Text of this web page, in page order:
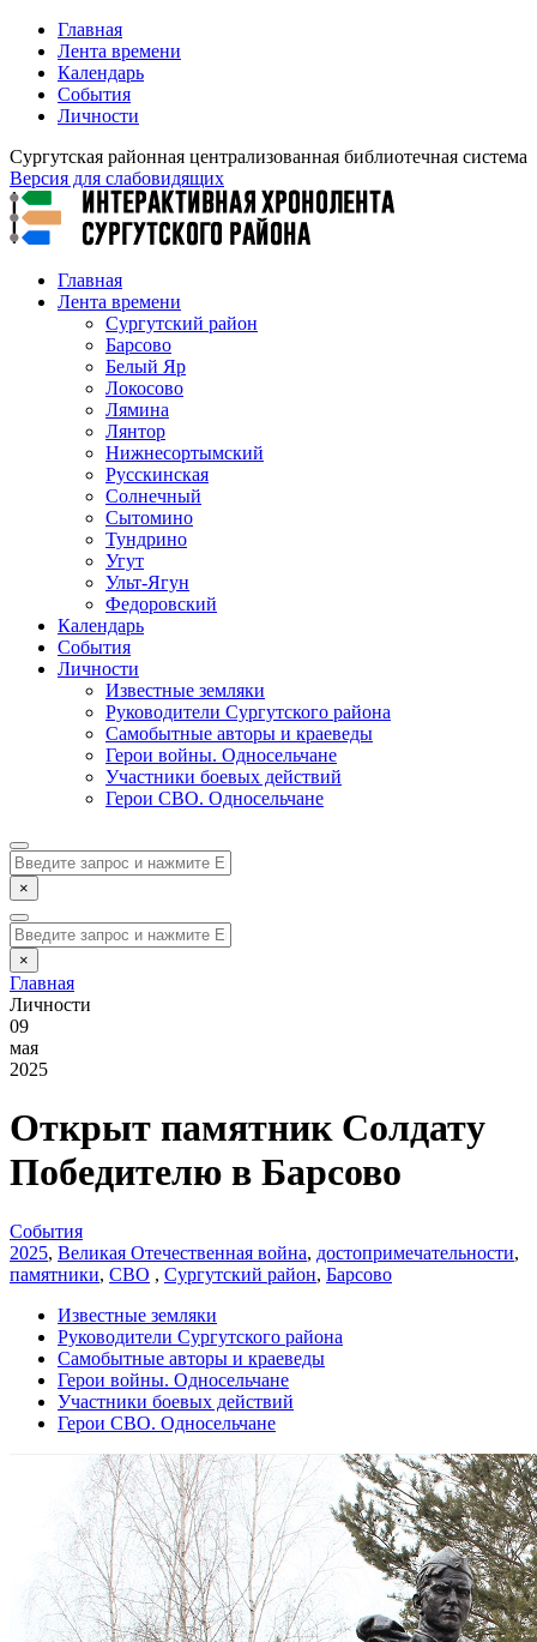
Главная
Лента времени
Календарь
События
Личности
Сургутская районная централизованная библиотечная система
Версия для слабовидящих
Главная
Лента времени
Сургутский район
Барсово
Белый Яр
Локосово
Лямина
Лянтор
Нижнесортымский
Русскинская
Солнечный
Сытомино
Тундрино
Угут
Ульт-Ягун
Федоровский
Календарь
События
Личности
Известные земляки
Руководители Сургутского района
Самобытные авторы и краеведы
Герои войны. Односельчане
Участники боевых действий
Герои СВО. Односельчане
×
×
Главная
Личности
09
мая
2025
Открыт памятник Солдату
Победителю в Барсово
События
2025, Великая Отечественная война, достопримечательности,
памятники, СВО , Сургутский район, Барсово
Известные земляки
Руководители Сургутского района
Самобытные авторы и краеведы
Герои войны. Односельчане
Участники боевых действий
Герои СВО. Односельчане